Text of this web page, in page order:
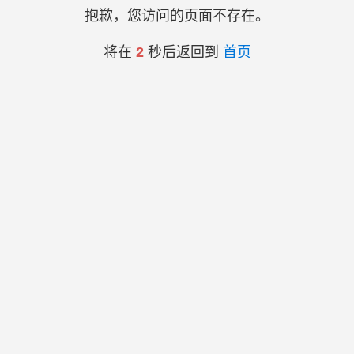
抱歉，您访问的页面不存在。
将在 2秒后返回到 首页